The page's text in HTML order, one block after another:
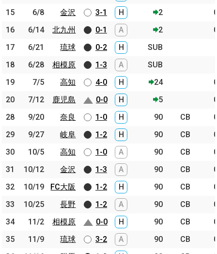
15
6/8 金沢 3-1 H 2
16
6/14 北九州 0-1 A 2
17
6/21 琉球 0-2 H
SUB
18
6/28 相模原 1-3 A
SUB
19
7/5 高知 4-0 H 24
20
7/12 鹿児島 0-0 H 5
28
9/20 奈良 1-0 H 90 CB
29
9/27 岐阜 1-2 H 90 CB
30
10/5 高知 1-0 A 90 CB
31
10/12 金沢 1-3 A 90 CB
32
10/19 FC大阪 1-2 H 90 CB
33
10/25 長野 1-2 A 90 CB
34
11/2 相模原 0-0 H 90 CB
35
11/9 琉球 3-2 A 90 CB
15
6/8
金沢
16
6/14
北九州
17
6/21
琉球
18
6/28
相模原
19
7/5
高知
20
7/12
鹿児島
28
9/20
奈良
29
9/27
岐阜
30
10/5
高知
31
10/12
金沢
32
10/19
FC大阪
33
10/25
長野
34
11/2
相模原
35
11/9
琉球